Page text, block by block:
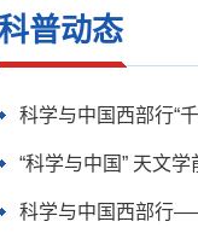
普动态
科学与中国西部行“
“科学与中国” 天文
科学与中国西部行